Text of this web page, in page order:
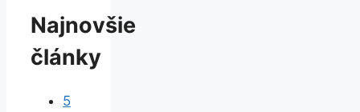
Najnovšie
články
5